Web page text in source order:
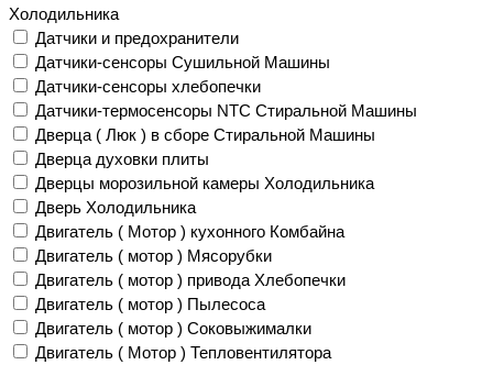
Холодильника
Датчики и предохранители
Датчики-сенсоры Сушильной Машины
Датчики-сенсоры хлебопечки
Датчики-термосенсоры NTC Стиральной Машины
Дверца ( Люк ) в сборе Стиральной Машины
Дверца духовки плиты
Дверцы морозильной камеры Холодильника
Дверь Холодильника
Двигатель ( Мотор ) кухонного Комбайна
Двигатель ( мотор ) Мясорубки
Двигатель ( мотор ) привода Хлебопечки
Двигатель ( мотор ) Пылесоса
Двигатель ( мотор ) Соковыжималки
Двигатель ( Мотор ) Тепловентилятора